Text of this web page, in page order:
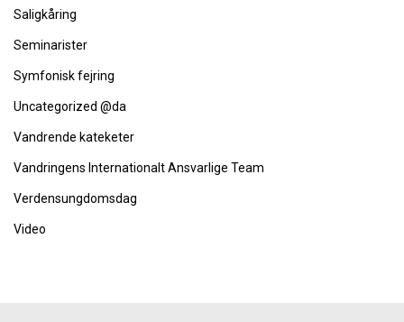
Saligkåring
Seminarister
Symfonisk fejring
Uncategorized @da
Vandrende kateketer
Vandringens Internationalt Ansvarlige Team
Verdensungdomsdag
Video